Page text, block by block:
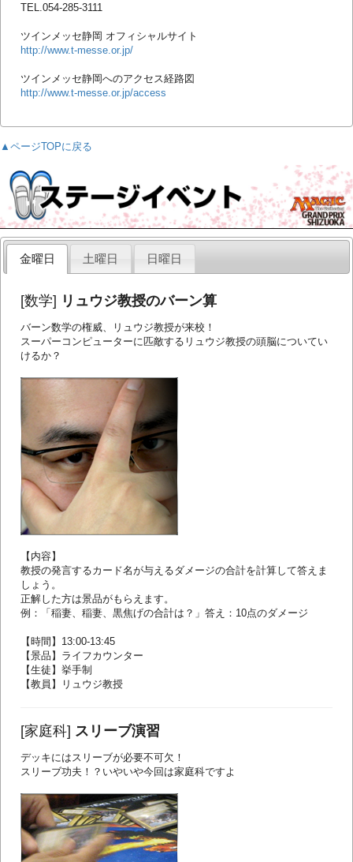
TEL.054-285-3111
ツインメッセ静岡 オフィシャルサイト
http://www.t-messe.or.jp/
ツインメッセ静岡へのアクセス経路図
http://www.t-messe.or.jp/access
▲ページTOPに戻る
金曜日 土曜日 日曜日
[数学] リュウジ教授のバーン算
バーン数学の権威、リュウジ教授が来校！
スーパーコンピューターに匹敵するリュウジ教授の頭脳についてい
けるか？
【内容】
教授の発言するカード名が与えるダメージの合計を計算して答えま
しょう。
正解した方は景品がもらえます。
例：「稲妻、稲妻、黒焦げの合計は？」答え：10点のダメージ
【時間】13:00-13:45
【景品】ライフカウンター
【生徒】挙手制
【教員】リュウジ教授
[家庭科] スリーブ演習
デッキにはスリーブが必要不可欠！
スリーブ功夫！？いやいや今回は家庭科ですよ